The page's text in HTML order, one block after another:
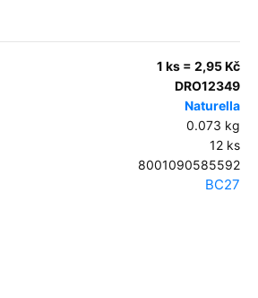
1 ks = 2,95 Kč
DRO12349
Naturella
0.073 kg
12 ks
8001090585592
BC27